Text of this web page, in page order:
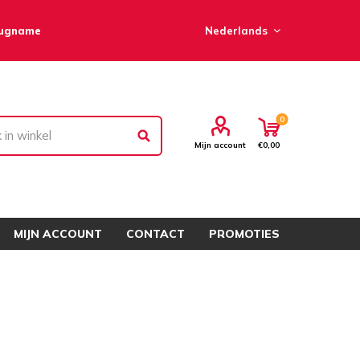
Mijn account
0
€0,00
MIJN ACCOUNT CONTACT PROMOTIES